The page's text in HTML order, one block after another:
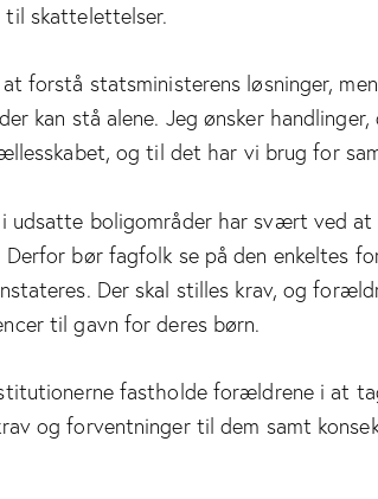
til skattelettelser.
forstå statsministerens løsninger,
kan stå alene. Jeg ønsker
og til det har vi brug for
udsatte boligområder har svært ved at
Derfor bør fagfolk se på den enkeltes
Der skal stilles krav, og
til gavn for deres børn.
fastholde forældrene i at
og forventninger til dem samt